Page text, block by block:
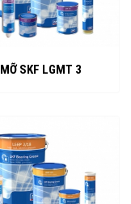
MỠ SKF LGMT 3